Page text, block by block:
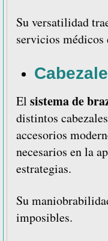
Su versatilidad
servicios
El sistema de
distintos
accesorios
necesarios en la
estrategias.
Su
imposibles.